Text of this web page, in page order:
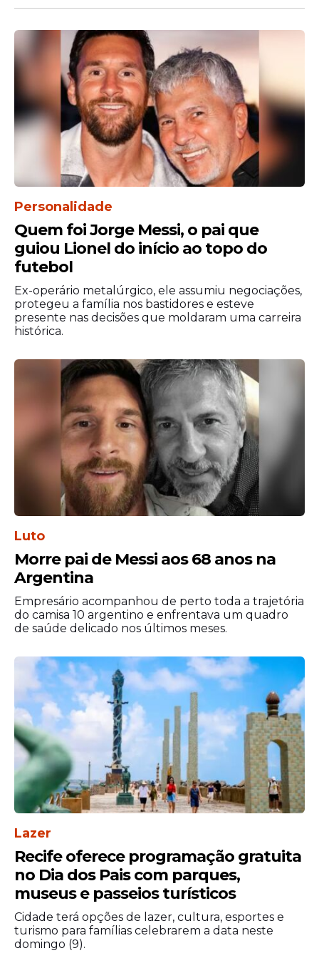
No domingo, as atrações sobem ao palco a
partir das 12h. O público vai cantar os
sucessos de Geraldinho Lins, da banda
Toca do Vale e da “Rainha do Forró”, a
cantora Eliane, que promete embalar a
multidão ao som de sucessos como “Amor
ou Paixão”, “Brilho da Lua”, “Quem é Ele” e
“Paz do seu Sorriso”.
1994, famosa tradição durante os festejos
de São João, a iguaria gigante, preparada
no bairro do Alto do Moura, utiliza cerca de
800 kg de flocos de milho e é cozinhada
em uma panela com mais de 4 metros de
altura. Este ano, o evento traz como
atrações Asas da América, Trio Mani e
Marquinhos Balada, que animam os
forrozeiros, a partir das 12h, na “caminhada
do forró”, no domingo, 7 de junho.
Personalidade
Quem foi Jorge Messi, o pai que
guiou Lionel do início ao topo do
futebol
Ex-operário metalúrgico, ele assumiu negociações,
protegeu a família nos bastidores e esteve
presente nas decisões que moldaram uma carreira
histórica.
Luto
Morre pai de Messi aos 68 anos na
Argentina
Empresário acompanhou de perto toda a trajetória
do camisa 10 argentino e enfrentava um quadro
de saúde delicado nos últimos meses.
Lazer
Recife oferece programação gratuita
no Dia dos Pais com parques,
museus e passeios turísticos
Cidade terá opções de lazer, cultura, esportes e
turismo para famílias celebrarem a data neste
domingo (9).